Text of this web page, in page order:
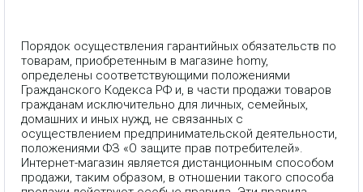
Порядок осуществления гарантийных обязательств по
товарам, приобретенным в магазине homy,
определены соответствующими положениями
Гражданского Кодекса РФ и, в части продажи товаров
гражданам исключительно для личных, семейных,
домашних и иных нужд, не связанных с
осуществлением предпринимательской деятельности,
положениями ФЗ «О защите прав потребителей».
Интернет-магазин является дистанционным способом
продажи, таким образом, в отношении такого способа